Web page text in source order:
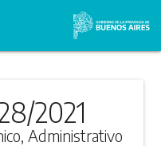
2021
Administrativo